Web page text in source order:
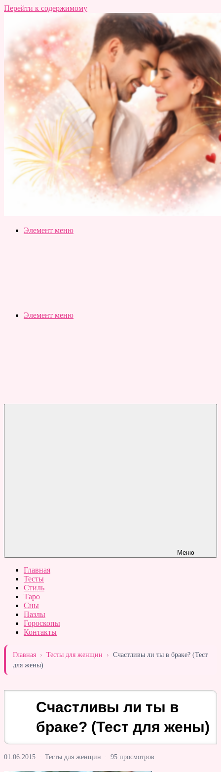
Перейти к содержимому
Slubovju.ru
Бесплатные
Элемент меню
Элемент меню
Меню
Главная
Тесты
Стиль
Таро
Сны
Пазлы
Гороскопы
Контакты
Главная › Тесты для женщин › Счастливы ли ты в браке? (Тест
для жены)
Счастливы ли ты в
браке? (Тест для жены)
01.06.2015 · Тесты для женщин · 95 просмотров